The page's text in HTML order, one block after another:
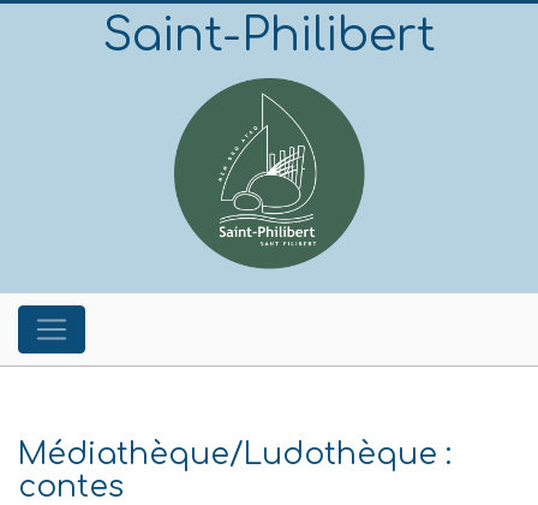
Saint-Philibert
Médiathèque/Ludothèque :
contes